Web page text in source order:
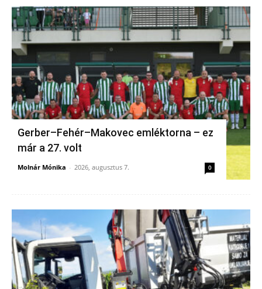
Gerber–Fehér–Makovec emléktorna – ez
már a 27. volt
Molnár Mónika - 2026, augusztus 7. 0